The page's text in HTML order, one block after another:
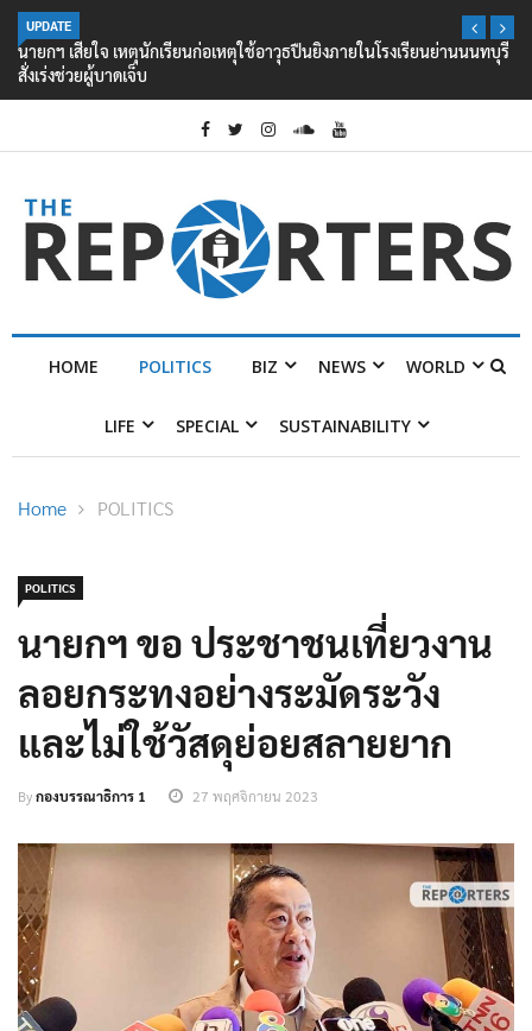
UPDATE
นายกฯ เสียใจ เหตุนักเรียนก่อเหตุใช้อาวุธปืนยิงภายในโรงเรียนย่านนนทบุรี
สั่งเร่งช่วยผู้บาดเจ็บ
HOME POLITICS BIZ NEWS WORLD
LIFE SPECIAL SUSTAINABILITY
Home POLITICS
POLITICS
นายกฯ ขอ ประชาชนเที่ยวงาน
ลอยกระทงอย่างระมัดระวัง
และไม่ใช้วัสดุย่อยสลายยาก
Byกองบรรณาธิการ 1 27 พฤศจิกายน 2023